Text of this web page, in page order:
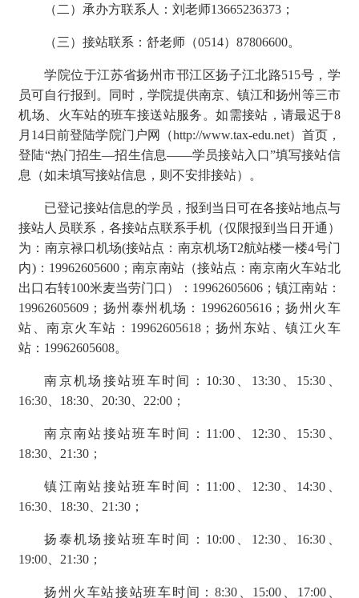
（二）承办方联系人：刘老师13665236373 ；
（三）接站联系：舒老师（0514）87806600。
学院位于江苏省扬州市邗江区扬子江北路515号，学
员可自行报到。同时，学院提供南京、镇江和扬州等三市
机场、火车站的班车接送站服务。如需接站，请最迟于8
月 14日前登陆学院门户网（http://www.tax-edu.net）首页，
登陆“热门招生—招生信息——学员接站入口”填写接站信
息（如未填写接站信息，则不安排接站）。
已登记接站信息的学员，报到当日可在各接站地点与
接站人员联系，各接站点联系手机（仅限报到当日开通）
为：南京禄口机场(接站点：南京机场T2航站楼一楼4号门
内)：19962605600；南京南站（接站点：南京南火车站北
出口右转100米麦当劳门口）：19962605606；镇江南站：
19962605609；扬州泰州机场：19962605616；扬州火车
站、南京火车站：19962605618；扬州东站、镇江火车
站：19962605608。
南京机场接站班车时间： 10:30、13:30、15:30、
16:30、18:30、20:30、22:00；
南京南站接站班车时间： 11:00、12:30、15:30、
18:30、21:30；
镇江南站接站班车时间： 11:00、12:30、14:30、
16:30、18:30、21:30；
扬泰机场接站班车时间： 10:00、12:30、16:30、
19:00、21:30；
扬州火车站接站班车时间：8:30、15:00、17:00、